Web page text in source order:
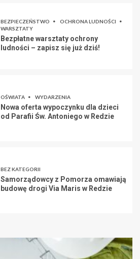
BEZPIECZEŃSTWO
OCHRONA LUDNOŚCI
WARSZTATY
Bezpłatne warsztaty ochrony
ludności – zapisz się już dziś!
OŚWIATA WYDARZENIA
Nowa oferta wypoczynku dla dzieci
od Parafii Św. Antoniego w Redzie
BEZ KATEGORII
Samorządowcy z Pomorza omawiają
budowę drogi Via Maris w Redzie